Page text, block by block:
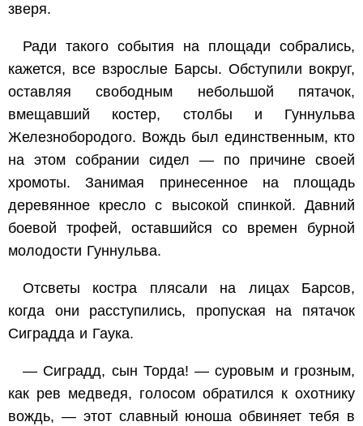
зверя.
Ради такого события на площади собрались,
кажется, все взрослые Барсы. Обступили вокруг,
оставляя свободным небольшой пятачок,
вмещавший костер, столбы и Гуннульва
Железнобородого. Вождь был единственным, кто
на этом собрании сидел — по причине своей
хромоты. Занимая принесенное на площадь
деревянное кресло с высокой спинкой. Давний
боевой трофей, оставшийся со времен бурной
молодости Гуннульва.
Отсветы костра плясали на лицах Барсов,
когда они расступились, пропуская на пятачок
Сиградда и Гаука.
— Сиградд, сын Торда! — суровым и грозным,
как рев медведя, голосом обратился к охотнику
вождь, — этот славный юноша обвиняет тебя в